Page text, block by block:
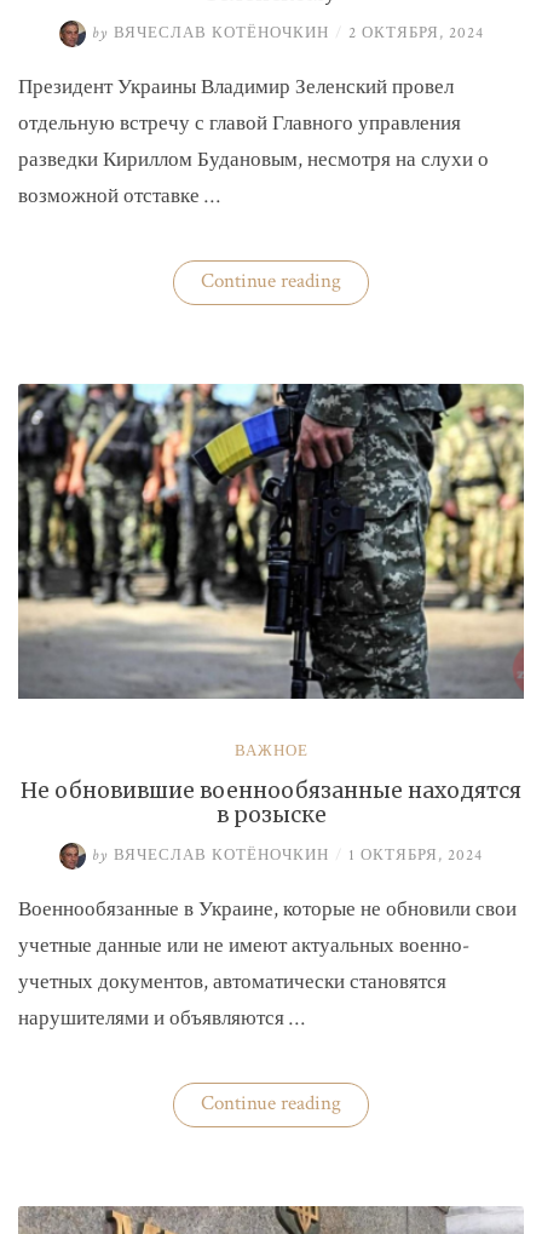
by ВЯЧЕСЛАВ КОТЁНОЧКИН / 2 ОКТЯБРЯ, 2024
Президент Украины Владимир Зеленский провел
отдельную встречу с главой Главного управления
разведки Кириллом Будановым, несмотря на слухи о
возможной отставке …
Continue reading«Глава
ГУР
Зеленскому»
ВАЖНОЕ
Не обновившие военнообязанные находятся
в розыске
by ВЯЧЕСЛАВ КОТЁНОЧКИН / 1 ОКТЯБРЯ, 2024
Военнообязанные в Украине, которые не обновили свои
учетные данные или не имеют актуальных военно-
учетных документов, автоматически становятся
нарушителями и объявляются …
Continue reading«Не
обновившие
розыске»